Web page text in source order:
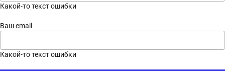
Какой-то текст ошибки
Ваш email
Какой-то текст ошибки